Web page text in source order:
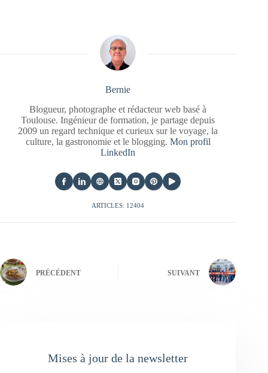
Bernie
Blogueur, photographe et rédacteur web basé à
Toulouse. Ingénieur de formation, je partage depuis
2009 un regard technique et curieux sur le voyage, la
culture, la gastronomie et le blogging. Mon profil
LinkedIn
ARTICLES: 12404
PRÉCÉDENT SUIVANT
Mises à jour de la newsletter